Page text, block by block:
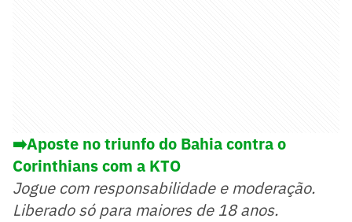
➡️Aposte no triunfo do Bahia contra o
Corinthians com a KTO
Jogue com responsabilidade e moderação.
Liberado só para maiores de 18 anos.